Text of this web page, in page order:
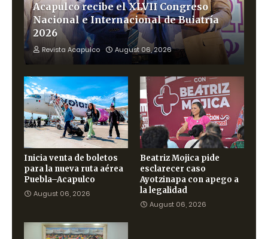
Acapulco recibe el XLVII Congreso
Nacional e Internacional de Buiatría
2026
Revista Acapulco August 06, 2026
Inicia venta de boletos
para la nueva ruta aérea
Puebla–Acapulco
August 06, 2026
Beatriz Mojica pide
esclarecer caso
Ayotzinapa con apego a
la legalidad
August 06, 2026